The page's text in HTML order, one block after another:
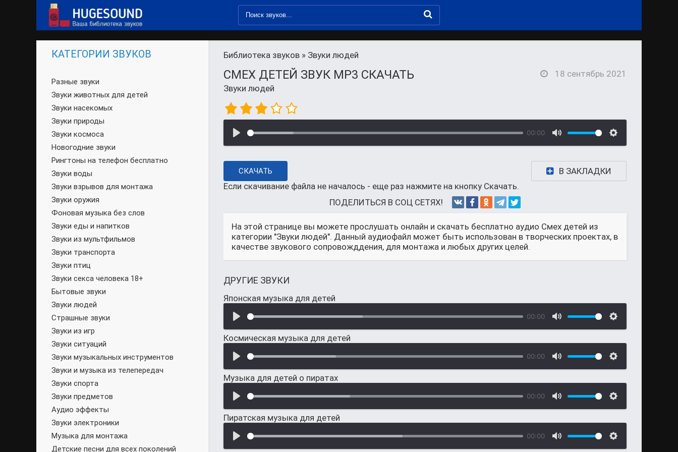
Библиотека звуков » Звуки людей
СМЕХ ДЕТЕЙ ЗВУК MP3 СКАЧАТЬ
Звуки людей
18 сентябрь 2021
00:00
СКАЧАТЬ
В ЗАКЛАДКИ
Если скачивание файла не началось - еще раз нажмите на кнопку Скачать.
ПОДЕЛИТЬСЯ В СОЦ СЕТЯХ!
На этой странице вы можете прослушать онлайн и скачать бесплатно аудио Смех детей из
категории "Звуки людей". Данный аудиофайл может быть использован в творческих проектах, в
качестве звукового сопровожддения, для монтажа и любых других целей.
ДРУГИЕ ЗВУКИ
Японская музыка для детей
00:00
Космическая музыка для детей
00:00
Музыка для детей о пиратах
00:00
Пиратская музыка для детей
00:00
КАТЕГОРИИ ЗВУКОВ
Разные звуки
Звуки животных для детей
Звуки насекомых
Звуки природы
Звуки космоса
Новогодние звуки
Рингтоны на телефон бесплатно
Звуки воды
Звуки взрывов для монтажа
Звуки оружия
Фоновая музыка без слов
Звуки еды и напитков
Звуки из мультфильмов
Звуки транспорта
Звуки птиц
Звуки секса человека 18+
Бытовые звуки
Звуки людей
Страшные звуки
Звуки из игр
Звуки ситуаций
Звуки музыкальных инструментов
Звуки и музыка из телепередач
Звуки спорта
Звуки предметов
Аудио эффекты
Звуки электроники
Музыка для монтажа
Детские песни для всех поколений